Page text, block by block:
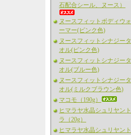
石配合シール、ヌース）
ヌースフィットボディウォ
ーマー(ピンク色)
ヌースフィットシナジータ
オル(ピンク色)
ヌースフィットシナジータ
オル(ブルー色)
ヌースフィットシナジータ
オル(ミルクブラウン色)
マコモ（190g）
ヒマラヤ水晶シュリヤント
ラ（20g）
ヒマラヤ水晶シュリヤント